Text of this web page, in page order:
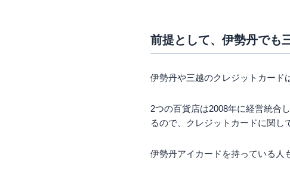
前提として、伊勢丹でも
伊勢丹や三越のクレジットカード
2つの百貨店は2008年に経営統合
るので、クレジットカードに関し
伊勢丹アイカードを持っている人